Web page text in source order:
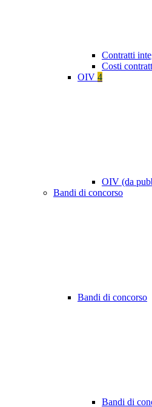
Contratti
Costi
OIV 4
OIV (da
Bandi di concorso
Bandi di concorso
Bandi di